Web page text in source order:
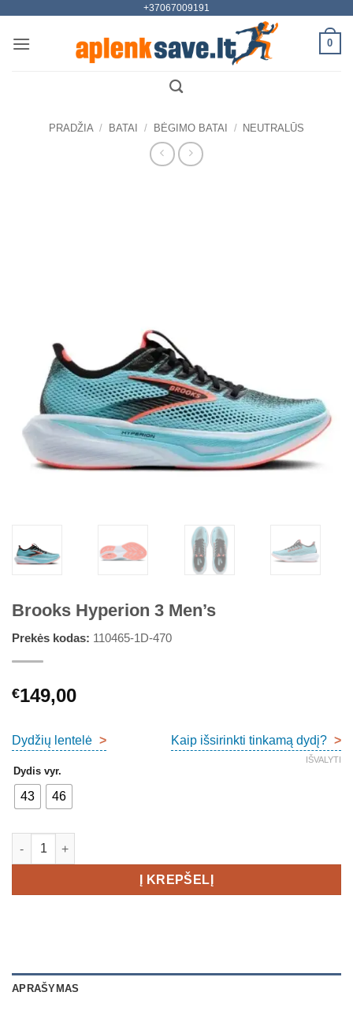
content
+37067009191
0
PRADŽIA / BATAI / BĖGIMO BATAI / NEUTRALŪS
Brooks Hyperion 3 Men’s
Prekės kodas: 110465-1D-470
€149,00
Dydžių lentelė > Kaip išsirinkti tinkamą dydį? >
Dydis vyr.
43 46
IŠVALYTI
produkto kiekis: Brooks Hyperion 3 Men's
Į KREPŠELĮ
APRAŠYMAS